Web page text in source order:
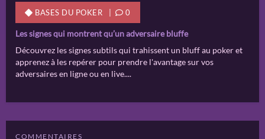
BASES DU POKER 0
Les signes qui montrent qu’un adversaire bluffe
Découvrez les signes subtils qui trahissent un bluff au poker et
apprenez à les repérer pour prendre l'avantage sur vos
adversaires en ligne ou en live....
COMMENTAIRES